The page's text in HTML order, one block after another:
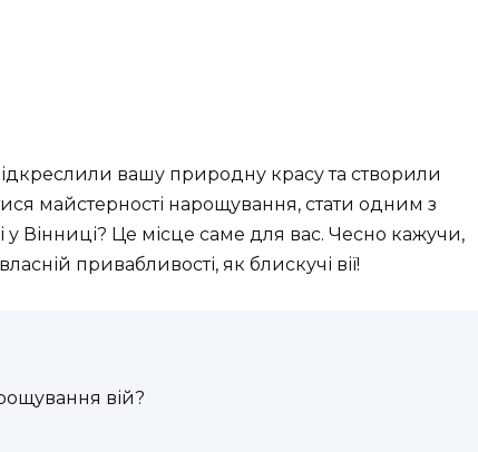
вашу природну красу та створили
майстерності нарощування, стати одним з
у Вінниці? Це місце саме для вас. Чесно кажучи,
привабливості, як блискучі вії!
вій?